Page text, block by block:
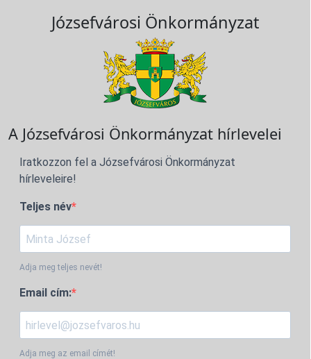
Józsefvárosi Önkormányzat
A Józsefvárosi Önkormányzat hírlevelei
Iratkozzon fel a Józsefvárosi Önkormányzat
hírleveleire!
Teljes név
Adja meg teljes nevét!
Email cím:
Adja meg az email címét!